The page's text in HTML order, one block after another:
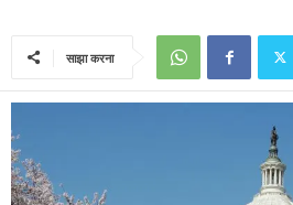
साझा करना